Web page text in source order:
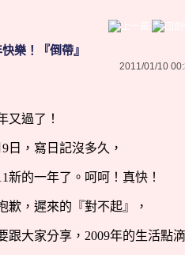
樂！『倒帶』
2011/01/10
又過了！
9 日 ，寫日記沒多久，
新的一年了。呵呵！真快！
歉，遲來的『對不起』，
跟大家分享， 2009年的生活點滴